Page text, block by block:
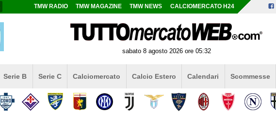
TMW RADIO TMW MAGAZINE TMW NEWS CALCIOMERCATO H24
sabato 8 agosto 2026 ore 05:32
Serie B Serie C Calciomercato Calcio Estero Calendari Scommesse